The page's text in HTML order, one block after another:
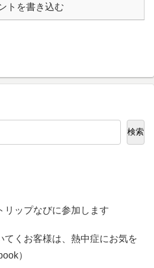
トを書き込む
検索
リップなびに参加します
てくお客様は、熱中症にお気を
）